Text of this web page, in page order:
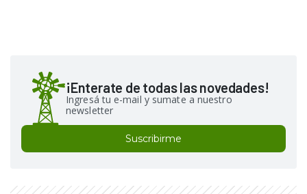
¡Enterate de todas las novedades!
Ingresá tu e-mail y sumate a nuestro
newsletter
Suscribirme